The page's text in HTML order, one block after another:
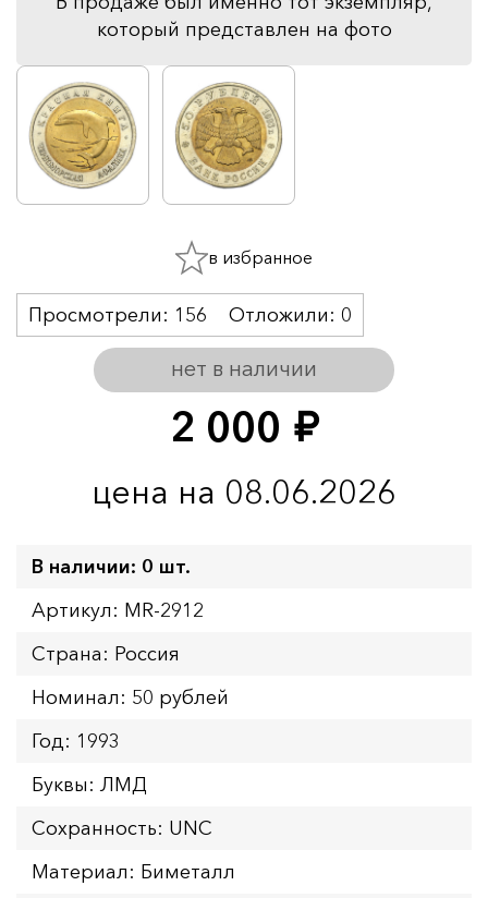
который представлен на фото
2 000 руб.
цена на 08.06.2026
нет в наличии
Просмотрели: 156 Отложили: 0
в избранное
В наличии: 0 шт.
Артикул: MR-2912
Страна: Россия
Номинал: 50 рублей
Год: 1993
Буквы: ЛМД
Сохранность: UNC
Материал: Биметалл